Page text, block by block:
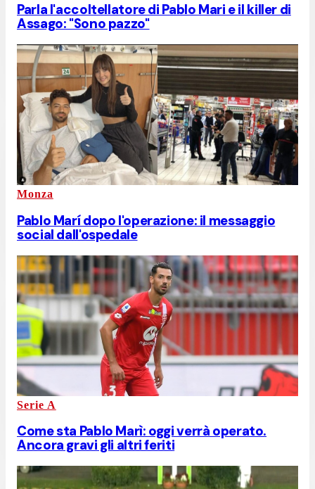
Parla l'accoltellatore di Pablo Mari e il killer di
Assago: "Sono pazzo"
Monza
Pablo Marí dopo l'operazione: il messaggio
social dall'ospedale
Serie A
Come sta Pablo Marì: oggi verrà operato.
Ancora gravi gli altri feriti